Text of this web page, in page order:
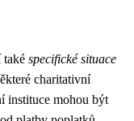
také specifické situace
charitativní
instituce mohou být